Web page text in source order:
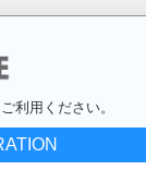
利用ください。